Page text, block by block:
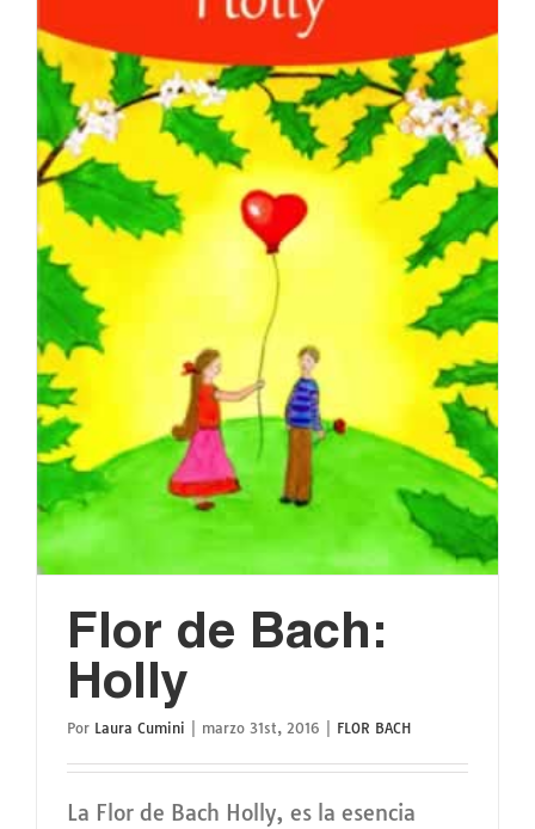
Flor de Bach:
Holly
Por Laura Cumini marzo 31st, 2016 FLOR BACH
La Flor de Bach Holly, es la esencia